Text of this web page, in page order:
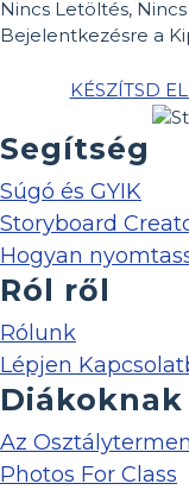
Nincs Letöltés,
Bejelentkezésre a
KÉSZÍTSD
Segítség
Súgó és GYIK
Storyboard
Hogyan
Ról ről
Rólunk
Lépjen
Diákoknak
Az
Photos For Class